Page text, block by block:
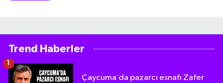
Trend Haberler
Çaycuma’da pazarcı esnafı Zafer